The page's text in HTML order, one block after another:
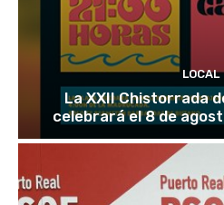
LOCAL
La XXII Chistorrada
celebrará el 8 de